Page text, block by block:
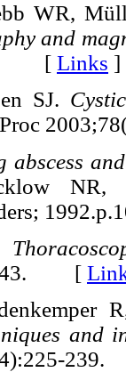
WR,
and
[ Links ]
SJ.
Proc
abscess
443. [
and